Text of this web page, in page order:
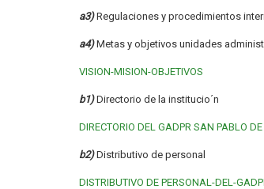
a3)Regulaciones y procedimientos
a4)Metas y objetivos unidades
VISION-MISION-OBJETIVOS
b1)Directorio de la institucio´n
DIRECTORIO DEL GADPR SAN PABLO
b2)Distributivo de personal
DISTRIBUTIVO DE PERSONAL-DEL-